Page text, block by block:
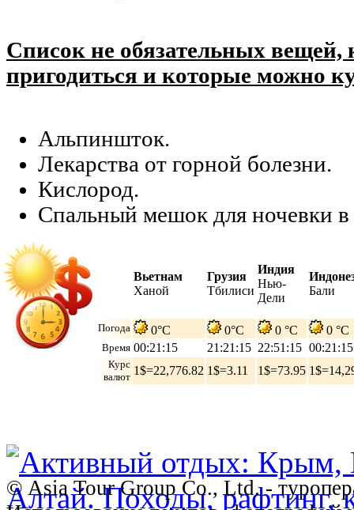
Список не обязательных вещей,
пригодиться и которые можно
Альпиншток.
Лекарства от горной болезни.
Кислород.
Спальный мешок для ночевки в
Вьетнам
Ханой
Грузия
Тбилиси
Индия
Нью-
Дели
Бали
Погода 0°C 0°C 0 °C 0 °C
Время 00:21:16 21:21:16 22:51:16 00:21:16
Курс
валют 1$=22,776.82 1$=3.11 1$=73.95
© Asia Tour Group Co., Ltd. -